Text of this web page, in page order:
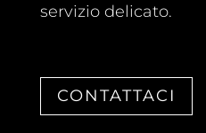
servizio delicato.
CONTATTACI